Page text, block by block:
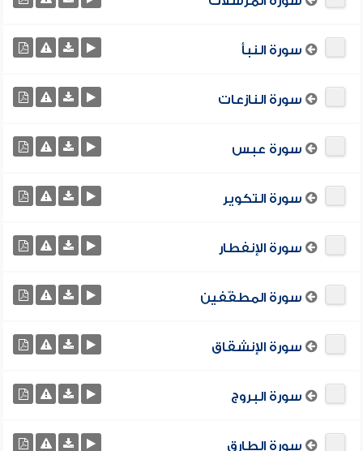
سورة النبأ
سورة النازعات
سورة عبس
سورة التكوير
سورة الإنفطار
سورة المطفّفين
سورة الإنشقاق
سورة البروج
سورة الطارق